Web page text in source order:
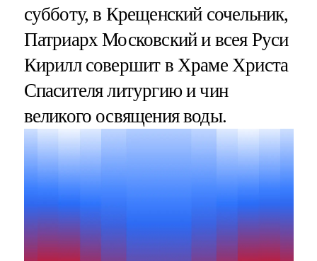
субботу, в Крещенский сочельник,
Патриарх Московский и всея Руси
Кирилл совершит в Храме Христа
Спасителя литургию и чин
великого освящения воды.